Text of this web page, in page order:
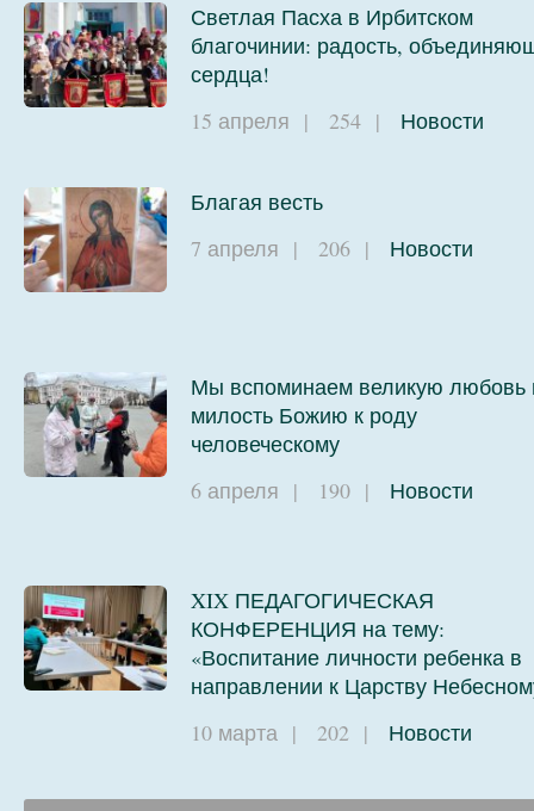
Светлая Пасха в Ирбитском
благочинии: радость,
сердца!
15 апреля | 254 | Новости
Благая весть
7 апреля | 206 | Новости
Мы вспоминаем великую любовь
милость Божию к роду
человеческому
6 апреля | 190 | Новости
XIX ПЕДАГОГИЧЕСКАЯ
КОНФЕРЕНЦИЯ на тему:
«Воспитание личности ребенка в
направлении к Царству
10 марта | 202 | Новости